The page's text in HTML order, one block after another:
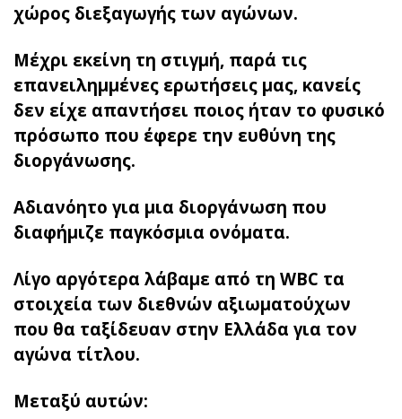
χώρος διεξαγωγής των αγώνων.
Μέχρι εκείνη τη στιγμή, παρά τις
επανειλημμένες ερωτήσεις μας, κανείς
δεν είχε απαντήσει ποιος ήταν το φυσικό
πρόσωπο που έφερε την ευθύνη της
διοργάνωσης.
Αδιανόητο για μια διοργάνωση που
διαφήμιζε παγκόσμια ονόματα.
Λίγο αργότερα λάβαμε από τη WBC τα
στοιχεία των διεθνών αξιωματούχων
που θα ταξίδευαν στην Ελλάδα για τον
αγώνα τίτλου.
Μεταξύ αυτών: